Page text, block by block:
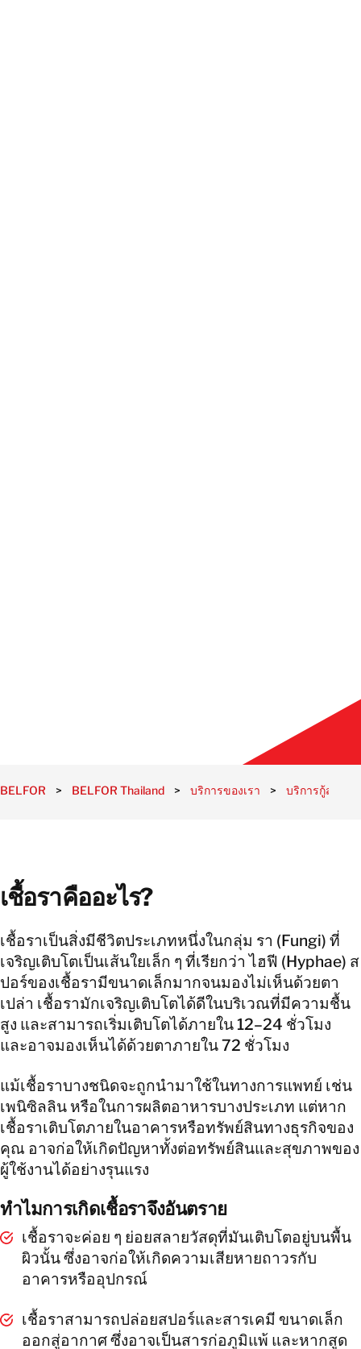
BELFOR > BELFOR Thailand > บริการของเรา > บริการกู้สภาพ
เชื้อราคืออะไร?
เชื้อราเป็นสิ่งมีชีวิตประเภทหนึ่งในกลุ่ม รา (Fungi) ที่
เจริญเติบโตเป็นเส้นใยเล็ก ๆ ที่เรียกว่า ไฮฟี (Hyphae) ส
ปอร์ของเชื้อรามีขนาดเล็กมากจนมองไม่เห็นด้วยตา
เปล่า เชื้อรามักเจริญเติบโตได้ดีในบริเวณที่มีความชื้น
สูง และสามารถเริ่มเติบโตได้ภายใน 12–24 ชั่วโมง
และอาจมองเห็นได้ด้วยตาภายใน 72 ชั่วโมง
แม้เชื้อราบางชนิดจะถูกนำมาใช้ในทางการแพทย์ เช่น
เพนิซิลลิน หรือในการผลิตอาหารบางประเภท แต่หาก
เชื้อราเติบโตภายในอาคารหรือทรัพย์สินทางธุรกิจของ
คุณ อาจก่อให้เกิดปัญหาทั้งต่อทรัพย์สินและสุขภาพของ
ผู้ใช้งานได้อย่างรุนแรง
ทำไมการเกิดเชื้อราจึงอันตราย
เชื้อราจะค่อย ๆ ย่อยสลายวัสดุที่มันเติบโตอยู่บนพื้น
ผิวนั้น ซึ่งอาจก่อให้เกิดความเสียหายถาวรกับ
อาคารหรืออุปกรณ์
เชื้อราสามารถปล่อยสปอร์และสารเคมี ขนาดเล็ก
ออกสู่อากาศ ซึ่งอาจเป็นสารก่อภูมิแพ้ และหากสูด